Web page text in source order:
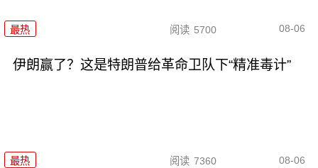
最热 阅读 5700 08-06
伊朗赢了？这是特朗普给革命卫队下“精准毒计”
最热 阅读 7360 08-06